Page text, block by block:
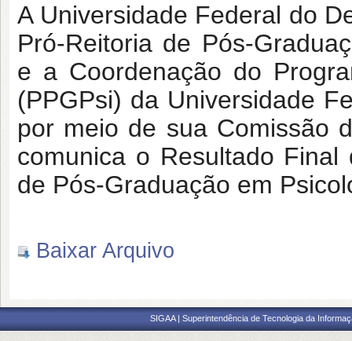
A Universidade Federal do
Pró-Reitoria de Pós-
e a Coordenação do
(PPGPsi) da Universidade
por meio de sua Comissão
comunica o Resultado
de Pós-Graduação em
Baixar Arquivo
SIGAA | Superintendência de Tecnologia da